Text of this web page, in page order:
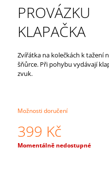
PROVÁZKU
KLAPAČKA
Zvířátka na kolečkách k tažení
šňůrce. Při pohybu vydávají
zvuk.
Možnosti doručení
399 Kč
Měrná
Momentálně nedostupné
615 Kč